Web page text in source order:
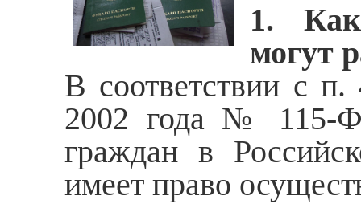
1.
могут
В соответствии с
2002 года № 115-
граждан в
имеет право